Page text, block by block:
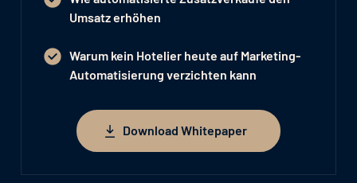
Umsatz erhöhen
Warum kein Hotelier heute auf Marketing-
Automatisierung verzichten kann
Download Whitepaper
Download Whitepaper